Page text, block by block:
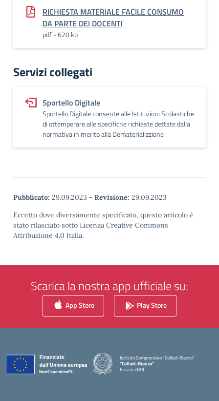
RICHIESTA MATERIALE FACILE CONSUMO
DA PARTE DEI DOCENTI
pdf - 620 kb
Servizi collegati
Sportello Digitale
Sportello Digitale consente alle Istituzioni Scolastiche
di ottemperare alle specifiche richieste dettate dalla
normativa in merito alla Dematerializzione
Pubblicato: 29.09.2023 - Revisione: 29.09.2023
Eccetto dove diversamente specificato, questo articolo è
stato rilasciato sotto Licenza Creative Commons
Attribuzione 4.0 Italia.
Scarica la nostra app ufficiale su:
App Store Play Store
Istituto Comprensivo "Collodi-Bianco"
"Collodi-Bianco"
Fasano (BR)